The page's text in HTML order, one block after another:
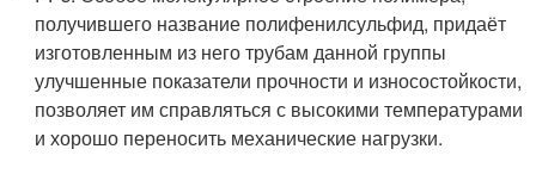
получившего название полифенилсульфид, придаёт
изготовленным из него трубам данной группы
улучшенные показатели прочности и износостойкости,
позволяет им справляться с высокими температурами
и хорошо переносить механические нагрузки.